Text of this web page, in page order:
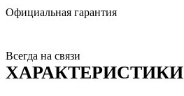
Официальная гарантия
Всегда на связи
ХАРАКТЕРИСТИКИ